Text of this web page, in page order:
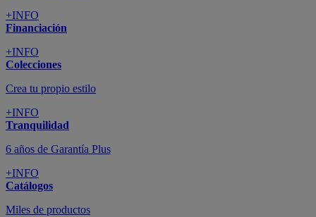
+INFO
Financiación
+INFO
Colecciones
Crea tu propio estilo
+INFO
Tranquilidad
6 años de Garantía Plus
+INFO
Catálogos
Miles de productos